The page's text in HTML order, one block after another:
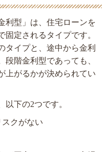
利型」は、住宅ローンを
定されるタイプです。
タイプと、途中から金利
階金利型であっても、
上がるかが決められてい
下の2つです。
クがない